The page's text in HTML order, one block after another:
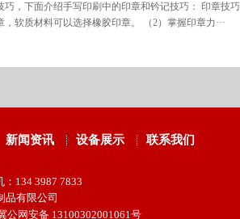
，下面介绍手写印刷中的印章和钤记技巧： 印章技
软质材料可以选择橡胶印章。 （2）掌握印章力···
新闻资讯 设备展示 联系我们
134 3987 7833
品有限公司
公网安备 13100302001061号